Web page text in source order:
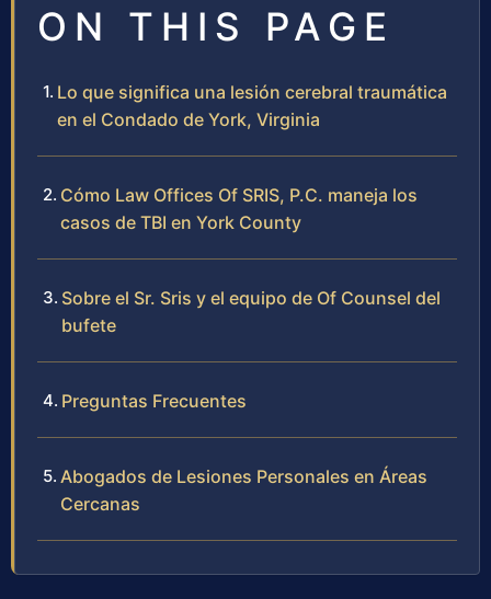
ON THIS PAGE
Lo que significa una lesión cerebral traumática
en el Condado de York, Virginia
Cómo Law Offices Of SRIS, P.C. maneja los
casos de TBI en York County
Sobre el Sr. Sris y el equipo de Of Counsel del
bufete
Preguntas Frecuentes
Abogados de Lesiones Personales en Áreas
Cercanas